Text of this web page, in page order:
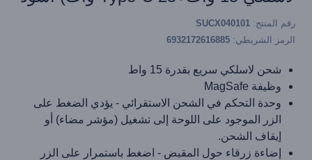
رقم المنتج: SUCX040101
الرمز الشريطي: 6932172616885
شحن لاسلكي سريع بقدرة 15 واط
وظيفة MagSafe
وحدة التحكم في الشحن الاستقرائي - يؤدي الضغط على
الزر الموجود على اللوحة إلى تشغيل (مؤشر مضاء) أو
إيقاف الشحن.
إضاءة زرقاء حول المقبض - اضغط باستمرار على الزر